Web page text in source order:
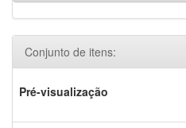
Conjunto de itens:
Pré-visualização